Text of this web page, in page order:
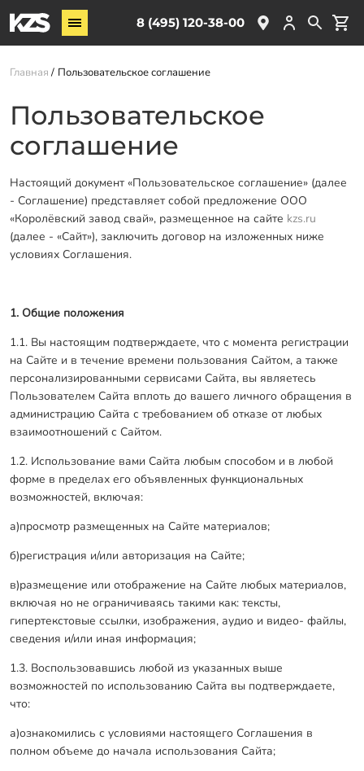
8 (495) 120-38-00
Винтовые сваи
ЖБ сваи
Обвязка свай
Комплектующие
Услуги
О компании
Акции
Новости
Доставка
Оплата
Отзывы
Гарантии
Программа лояльности
Вакансии
Калькулятор ЖБ свай
Главная Пользовательское соглашение
Пользовательское
соглашение
Настоящий документ «Пользовательское соглашение» (далее
- Соглашение) представляет собой предложение ООО
«Королёвский завод свай», размещенное на сайте kzs.ru
(далее - «Сайт»), заключить договор на изложенных ниже
условиях Соглашения.
1. Общие положения
1.1. Вы настоящим подтверждаете, что с момента регистрации
на Сайте и в течение времени пользования Сайтом, а также
персонализированными сервисами Сайта, вы являетесь
Пользователем Сайта вплоть до вашего личного обращения в
администрацию Сайта с требованием об отказе от любых
взаимоотношений с Сайтом.
1.2. Использование вами Сайта любым способом и в любой
форме в пределах его объявленных функциональных
возможностей, включая:
а)просмотр размещенных на Сайте материалов;
б)регистрация и/или авторизация на Сайте;
в)размещение или отображение на Сайте любых материалов,
включая но не ограничиваясь такими как: тексты,
гипертекстовые ссылки, изображения, аудио и видео- файлы,
сведения и/или иная информация;
1.3. Воспользовавшись любой из указанных выше
возможностей по использованию Сайта вы подтверждаете,
что:
а)ознакомились с условиями настоящего Соглашения в
полном объеме до начала использования Сайта;